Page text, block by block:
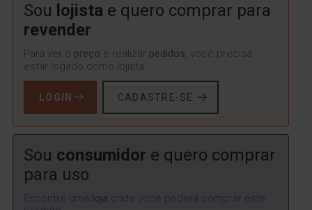
Sou lojista e quero comprar para
revender
Para ver o preço e realizar pedidos, você precisa
estar logado como lojista.
LOGIN CADASTRE-SE
Sou consumidor e quero comprar
para uso
Encontre uma loja onde você poderá comprar este